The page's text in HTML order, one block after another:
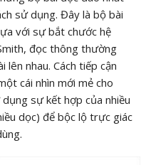
sử dụng. Đây là bộ bài
với sự bắt chước hệ
đọc thông thường
lên nhau. Cách tiếp cận
cái nhìn mới mẻ cho
sự kết hợp của nhiều
dọc) để bộc lộ trực giác